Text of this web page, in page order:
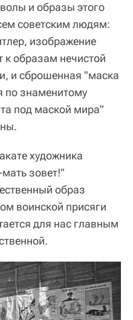
и образы этого
советским людям:
изображение
к образам нечистой
и сброшенная "маска
по знаменитому
под маской мира"
художника
зовет!"
образ
воинской присяги
для нас главным